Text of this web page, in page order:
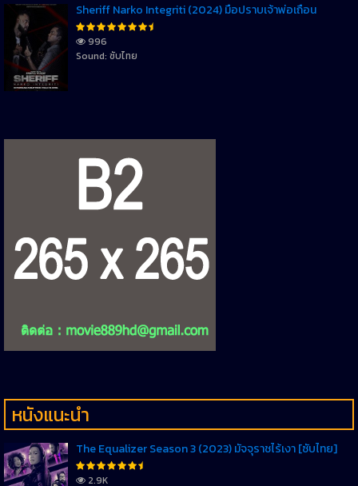
Sheriff Narko Integriti (2024) มือปราบเจ้าพ่อเถื่อน
996
Sound: ซับไทย
หนังแนะนำ
The Equalizer Season 3 (2023) มัจจุราชไร้เงา [ซับไทย]
2.9K